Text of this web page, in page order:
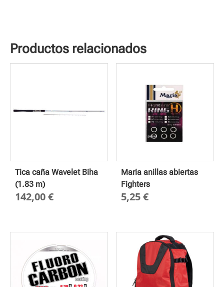
Productos relacionados
Tica caña Wavelet Biha
(1.83 m)
142,00€
Maria anillas abiertas
Fighters
5,25€